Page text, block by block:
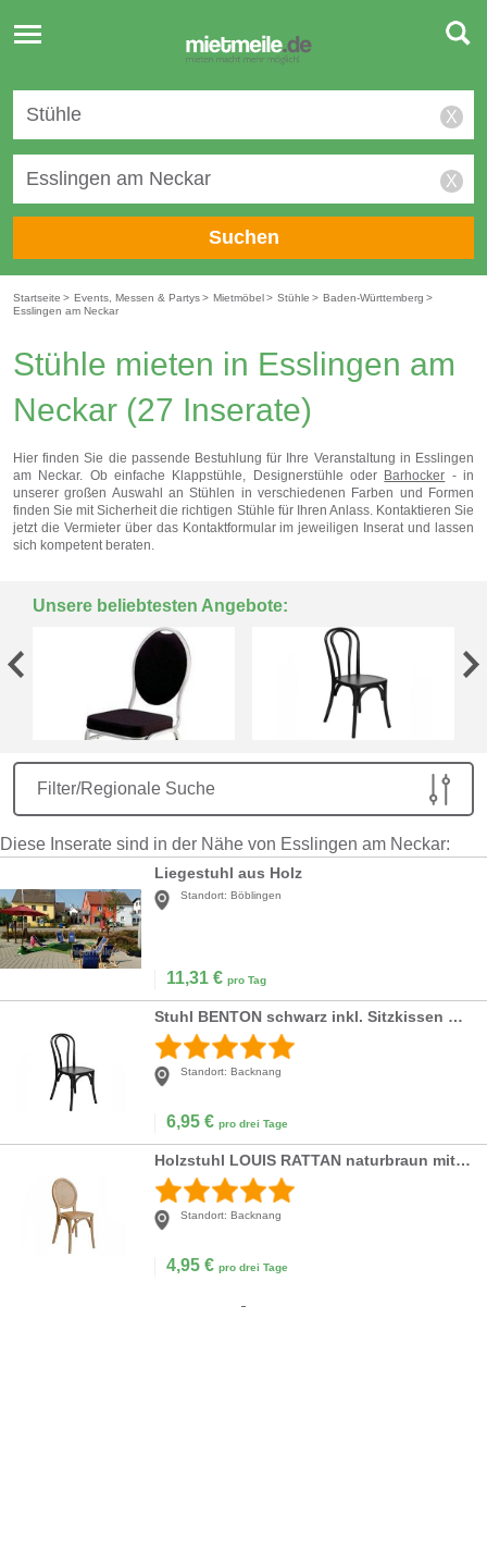
Toggle
navigation
X
X
Suchen
Startseite > Events, Messen & Partys> Mietmöbel> Stühle > Baden-Württemberg >
Esslingen am Neckar
Stühle mieten in Esslingen am
Neckar (27 Inserate)
Hier finden Sie die passende Bestuhlung für Ihre Veranstaltung in Esslingen
am Neckar. Ob einfache Klappstühle, Designerstühle oder Barhocker - in
unserer großen Auswahl an Stühlen in verschiedenen Farben und Formen
finden Sie mit Sicherheit die richtigen Stühle für Ihren Anlass. Kontaktieren Sie
jetzt die Vermieter über das Kontaktformular im jeweiligen Inserat und lassen
sich kompetent beraten.
Unsere beliebtesten Angebote:
Filter/Regionale Suche
Diese Inserate sind in der Nähe von Esslingen am Neckar:
Liegestuhl aus Holz
Standort: Böblingen
11,31 € pro Tag
Stuhl BENTON schwarz inkl. Sitzkissen weds4rent
Standort: Backnang
6,95 € pro drei Tage
Holzstuhl LOUIS RATTAN naturbraun mit Rattan Sitzfläche mieten | weds4rent
Standort: Backnang
4,95 € pro drei Tage